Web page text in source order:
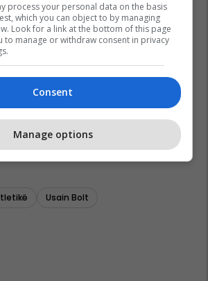
Usain Bolt
process your personal data on the basis
which you can object to by managing
Look for a link at the bottom of this page
to manage or withdraw consent in privacy
Consent
Manage options